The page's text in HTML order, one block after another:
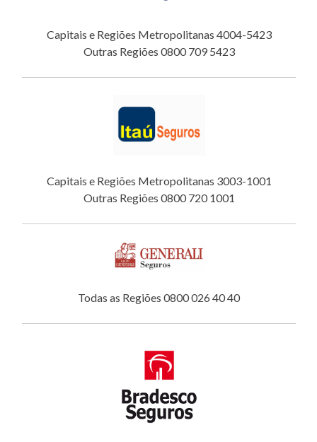
Capitais e Regiões Metropolitanas 4004-5423
Outras Regiões 0800 709 5423
Capitais e Regiões Metropolitanas 3003-1001
Outras Regiões 0800 720 1001
Todas as Regiões 0800 026 40 40